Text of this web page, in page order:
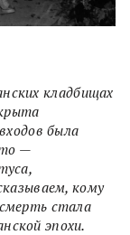
кладбищах
была
—
кому
стала
эпохи.